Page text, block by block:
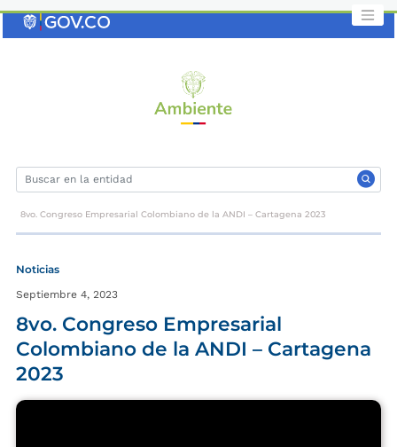
8vo. Congreso Empresarial Colombiano de la ANDI – Cartagena 2023
Noticias
Septiembre 4, 2023
8vo. Congreso Empresarial
Colombiano de la ANDI – Cartagena
2023